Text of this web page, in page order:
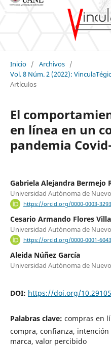
Inicio / Archivos /
Vol. 8 Núm. 2 (2022):
Artículos
El
en línea en un
pandemia
Gabriela Alejandra Bermejo
Universidad Autónoma de
https://orcid.org/0000-0003-
Cesario Armando Flores
Universidad Autónoma de
https://orcid.org/0000-0001-
Aleida Núñez García
Universidad Autónoma de
DOI: https://doi.org/
Palabras clave: compras en
compra, confianza,
marca, valor percibido